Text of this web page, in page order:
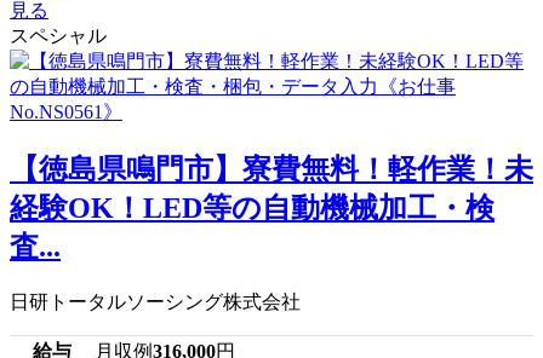
見る
スペシャル
【徳島県鳴門市】寮費無料！軽作業！未
経験OK！LED等の自動機械加工・検
査...
日研トータルソーシング株式会社
給与 月収例316,000円